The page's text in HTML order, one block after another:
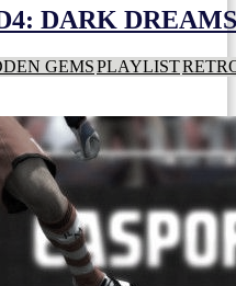
DARK
GEMSPLAYLIST